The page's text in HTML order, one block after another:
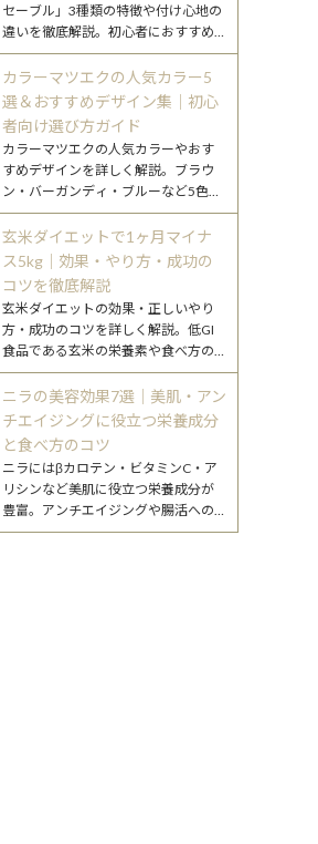
セーブル」3種類の特徴や付け心地の
違いを徹底解説。初心者におすすめ
の選び方や、なりたい目元別のポイ
ントもご紹介します。
カラーマツエクの人気カラー5
選＆おすすめデザイン集｜初心
者向け選び方ガイド
カラーマツエクの人気カラーやおす
すめデザインを詳しく解説。ブラウ
ン・バーガンディ・ブルーなど5色の
特徴と、初心者でも挑戦しやすい取
り入れ方を紹介します。
玄米ダイエットで1ヶ月マイナ
ス5kg｜効果・やり方・成功の
コツを徹底解説
玄米ダイエットの効果・正しいやり
方・成功のコツを詳しく解説。低GI
食品である玄米の栄養素や食べ方の
工夫、注意点まで、無理なく続ける
ためのポイントをまとめました。
ニラの美容効果7選｜美肌・アン
チエイジングに役立つ栄養成分
と食べ方のコツ
ニラにはβカロテン・ビタミンC・ア
リシンなど美肌に役立つ栄養成分が
豊富。アンチエイジングや腸活への
働きが期待できるニラの美容効果